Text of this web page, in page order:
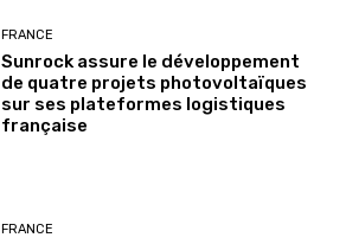
FRANCE
Sunrock assure le développement
de quatre projets photovoltaïques
sur ses plateformes logistiques
française
FRANCE